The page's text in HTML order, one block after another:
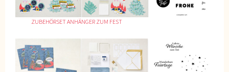
ZUBEHÖRSET ANHÄNGER ZUM FEST